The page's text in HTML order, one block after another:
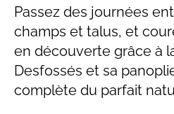
Passez des journées
champs et talus, et
en découverte grâce à
Desfossés et sa
complète du parfait